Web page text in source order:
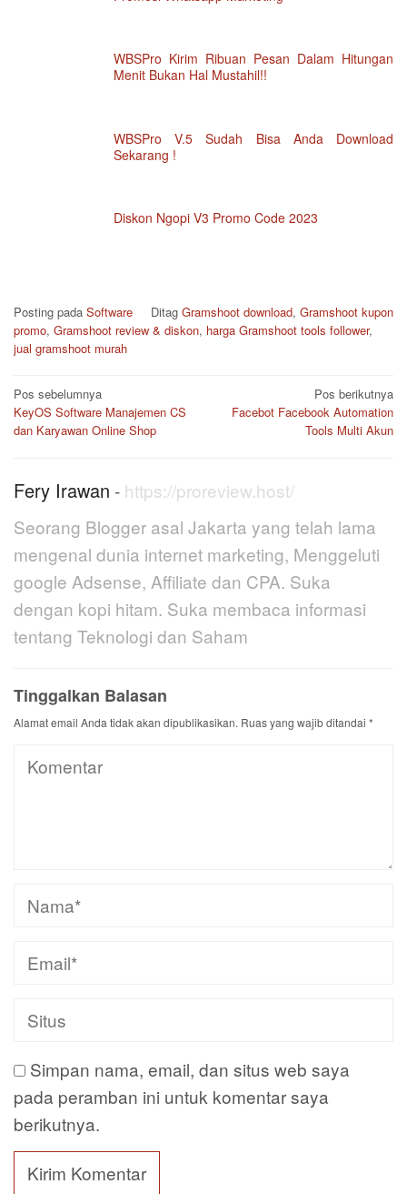
WBSPro Kirim Ribuan Pesan Dalam Hitungan
Menit Bukan Hal Mustahil!!
WBSPro V.5 Sudah Bisa Anda Download
Sekarang !
Diskon Ngopi V3 Promo Code 2023
Posting pada Software Ditag Gramshoot download, Gramshoot kupon
promo, Gramshoot review & diskon, harga Gramshoot tools follower,
jual gramshoot murah
Navigasi
pos
Pos sebelumnya
KeyOS Software Manajemen CS
dan Karyawan Online Shop
Pos berikutnya
Facebot Facebook Automation
Tools Multi Akun
Fery Irawan - https://proreview.host/
Seorang Blogger asal Jakarta yang telah lama
mengenal dunia internet marketing, Menggeluti
google Adsense, Affiliate dan CPA. Suka
dengan kopi hitam. Suka membaca informasi
tentang Teknologi dan Saham
Tinggalkan Balasan
Alamat email Anda tidak akan dipublikasikan. Ruas yang wajib ditandai *
Simpan nama, email, dan situs web saya
pada peramban ini untuk komentar saya
berikutnya.